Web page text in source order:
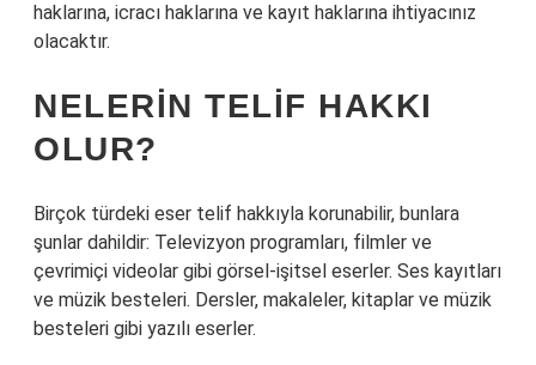
haklarına, icracı haklarına ve kayıt haklarına ihtiyacınız
olacaktır.
NELERIN TELIF HAKKI
OLUR?
Birçok türdeki eser telif hakkıyla korunabilir, bunlara
şunlar dahildir: Televizyon programları, filmler ve
çevrimiçi videolar gibi görsel-işitsel eserler. Ses kayıtları
ve müzik besteleri. Dersler, makaleler, kitaplar ve müzik
besteleri gibi yazılı eserler.